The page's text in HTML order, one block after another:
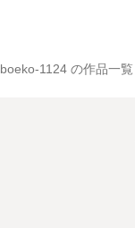
boeko-1124 の作品一覧